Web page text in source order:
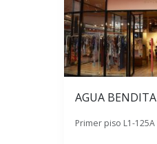
AGUA BENDITA
Primer piso L1-125A